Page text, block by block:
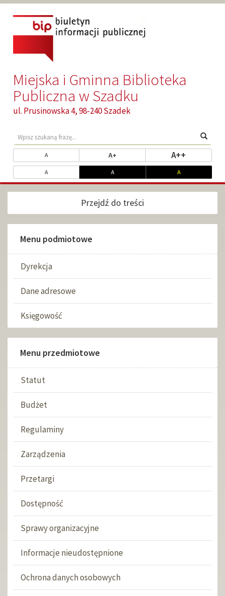
treści
wyszukiwarki
Miejska i Gminna Biblioteka
Publiczna w Szadku
ul. Prusinowska 4, 98-240 Szadek
Wyszukaj
treści
serwisie
Wpisz
szukaną
rozmiar
Austaw standardowy rozmiar tekstu
A+ustaw powiększony rozmiar
A++
kontrast
Austaw kontrast standardowy
Austaw kontrast biały na czarnym
Austaw kontrast
Przejdź do treści
Menu podmiotowe
Dyrekcja
Dane adresowe
Księgowość
Menu przedmiotowe
Statut
Budżet
Regulaminy
Zarządzenia
Przetargi
Dostępność
Sprawy organizacyjne
Informacje nieudostępnione
Ochrona danych osobowych